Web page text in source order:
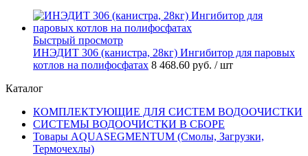
Быстрый просмотр
ИНЭДИТ 306 (канистра, 28кг) Ингибитор для паровых
котлов на полифосфатах 8 468.60 руб. / шт
Каталог
КОМПЛЕКТУЮЩИЕ ДЛЯ СИСТЕМ ВОДООЧИСТКИ
СИСТЕМЫ ВОДООЧИСТКИ В СБОРЕ
Товары AQUASEGMENTUM (Смолы, Загрузки,
Термочехлы)